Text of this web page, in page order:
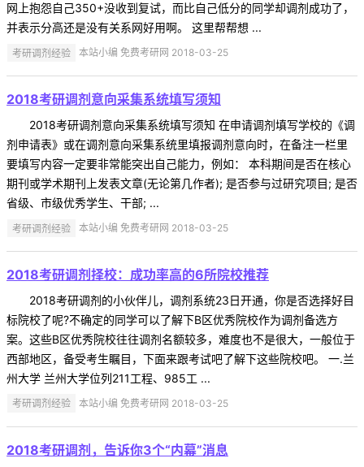
网上抱怨自己350+没收到复试，而比自己低分的同学却调剂成功了，
并表示分高还是没有关系网好用啊。 这里帮帮想 ...
考研调剂经验 本站小编 免费考研网 2018-03-25
2018考研调剂意向采集系统填写须知
2018考研调剂意向采集系统填写须知 在申请调剂填写学校的《调
剂申请表》或在调剂意向采集系统里填报调剂意向时，在备注一栏里
要填写内容一定要非常能突出自己能力，例如： 本科期间是否在核心
期刊或学术期刊上发表文章(无论第几作者); 是否参与过研究项目; 是否
省级、市级优秀学生、干部; ...
考研调剂经验 本站小编 免费考研网 2018-03-25
2018考研调剂择校：成功率高的6所院校推荐
2018考研调剂的小伙伴儿，调剂系统23日开通，你是否选择好目
标院校了呢?不确定的同学可以了解下B区优秀院校作为调剂备选方
案。这些B区优秀院校往往调剂名额较多，难度也不是很大，一般位于
西部地区，备受考生瞩目，下面来跟考试吧了解下这些院校吧。 一.兰
州大学 兰州大学位列211工程、985工 ...
考研调剂经验 本站小编 免费考研网 2018-03-25
2018考研调剂，告诉你3个“内幕”消息